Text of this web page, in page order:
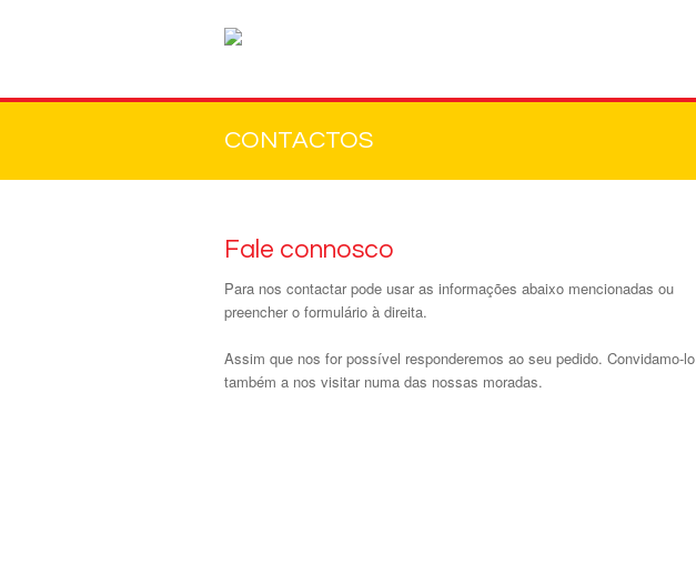
CONTACTOS
Fale connosco
Para nos contactar pode usar as informações abaixo mencionadas ou
preencher o formulário à direita.
Assim que nos for possível responderemos ao seu pedido. Convidamo-lo
também a nos visitar numa das nossas moradas.